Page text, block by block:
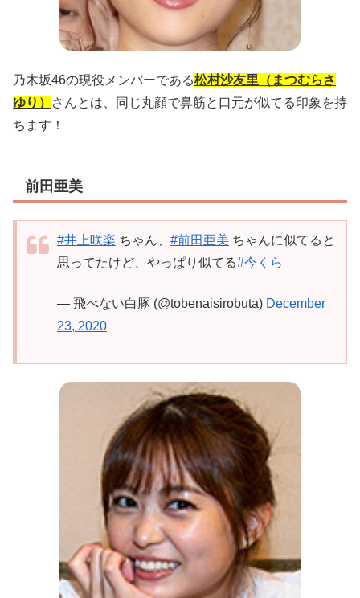
乃木坂46の現役メンバーである松村沙友里（まつむらさ
ゆり）
さんとは、同じ丸顔で鼻筋と口元が似てる印象を持
ちます！
前田亜美
#井上咲楽 ちゃん、 #前田亜美 ちゃんに似てると
思ってたけど、やっぱり似てる#今くら
— 飛べない白豚 (@tobenaisirobuta) December
23, 2020